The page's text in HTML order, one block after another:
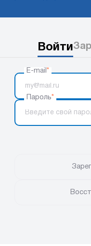
Войти
E-mail *
Пароль*